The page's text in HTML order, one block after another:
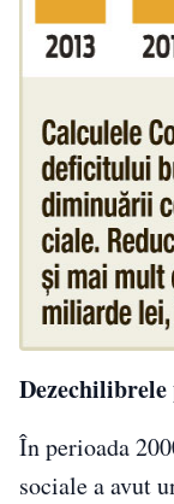
În perioada
sociale a avut